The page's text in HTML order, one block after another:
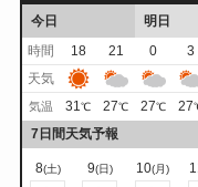
今日
明日
時間
18 21 0 3
天気
気温 31℃ 27℃ 27℃ 27
7日間天気予報
8(土) 9(日) 10(月)